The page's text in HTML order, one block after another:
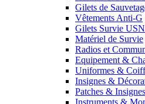
Gilets de
Vêtements Anti-G
Gilets Survie
Matériel de Survie
Radios et
Equipement &
Uniformes &
Insignes &
Patches &
Instruments &